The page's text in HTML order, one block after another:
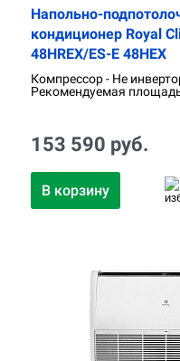
Напольно-
кондиционер Royal
48HREX/ES-E 48HEX
Компрессор - Не
Рекомендуемая
153 590 руб.
В корзину